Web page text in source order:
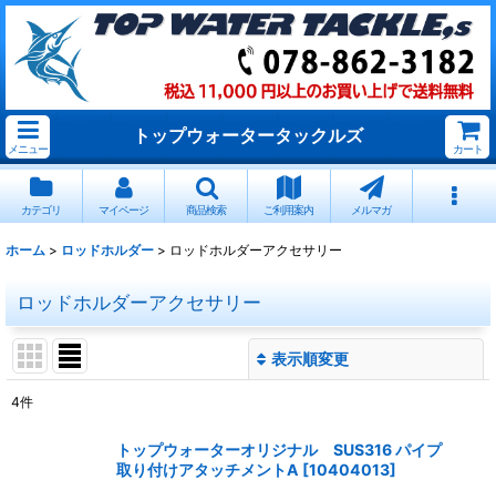
メニュー
トップウォータータックルズ
カート
カテゴリ マイページ 商品検索 ご利用案内 メルマガ
ホーム > ロッドホルダー > ロッドホルダーアクセサリー
ロッドホルダーアクセサリー
表示順変更
4件
トップウォーターオリジナル SUS316 パイプ
取り付けアタッチメントA [10404013]